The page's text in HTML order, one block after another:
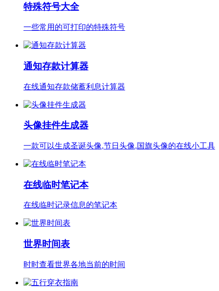
特殊符号大全
一些常用的可打印的特殊符号
通知存款计算器
在线通知存款储蓄利息计算器
头像挂件生成器
一款可以生成圣诞头像,节日头像,国旗头像的在线小工具
在线临时笔记本
在线临时记录信息的笔记本
世界时间表
时时查看世界各地当前的时间